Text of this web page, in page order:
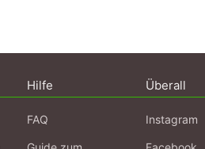
Hilfe
FAQ
Überall
Instagram